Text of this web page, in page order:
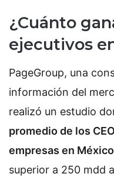
¿Cuánto
ejecutivos
PageGroup, una
información del
realizó un estudio
promedio de los
empresas en México
superior a 250 mdd